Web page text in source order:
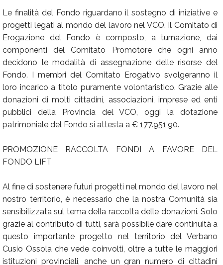
Le finalità del Fondo riguardano il sostegno di iniziative e
progetti legati al mondo del lavoro nel VCO. Il Comitato di
Erogazione del Fondo è composto, a turnazione, dai
componenti del Comitato Promotore che ogni anno
decidono le modalità di assegnazione delle risorse del
Fondo. I membri del Comitato Erogativo svolgeranno il
loro incarico a titolo puramente volontaristico. Grazie alle
donazioni di molti cittadini, associazioni, imprese ed enti
pubblici della Provincia del VCO, oggi la dotazione
patrimoniale del Fondo si attesta a € 177.951,90.
PROMOZIONE RACCOLTA FONDI A FAVORE DEL
FONDO LIFT
Al fine di sostenere futuri progetti nel mondo del lavoro nel
nostro territorio, è necessario che la nostra Comunità sia
sensibilizzata sul tema della raccolta delle donazioni. Solo
grazie al contributo di tutti, sarà possibile dare continuità a
questo importante progetto nel territorio del Verbano
Cusio Ossola che vede coinvolti, oltre a tutte le maggiori
istituzioni provinciali, anche un gran numero di cittadini